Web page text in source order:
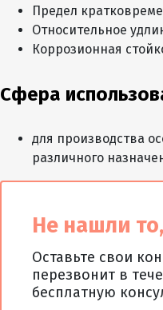
Предел
Относительное
Коррозионная
Сфера
для производства
различного
Не нашли
Оставьте свои
перезвонит в
бесплатную